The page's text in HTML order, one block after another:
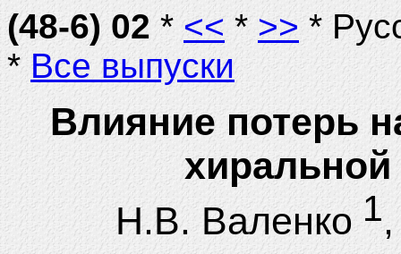
(48-6) 02*<< * >>*
*Все выпуски
Влияние потерь
Н.В. Валенко1